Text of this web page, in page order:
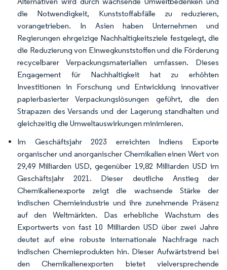
die Notwendigkeit, Kunststoffabfälle zu reduzieren,
vorangetrieben. In Asien haben Unternehmen und
Regierungen ehrgeizige Nachhaltigkeitsziele festgelegt, die
die Reduzierung von Einwegkunststoffen und die Förderung
recycelbarer Verpackungsmaterialien umfassen. Dieses
Engagement für Nachhaltigkeit hat zu erhöhten
Investitionen in Forschung und Entwicklung innovativer
papierbasierter Verpackungslösungen geführt, die den
Strapazen des Versands und der Lagerung standhalten und
gleichzeitig die Umweltauswirkungen minimieren.
Im Geschäftsjahr 2023 erreichten Indiens Exporte
organischer und anorganischer Chemikalien einen Wert von
29,49 Milliarden USD, gegenüber 19,82 Milliarden USD im
Geschäftsjahr 2021. Dieser deutliche Anstieg der
Chemikalienexporte zeigt die wachsende Stärke der
indischen Chemieindustrie und ihre zunehmende Präsenz
auf den Weltmärkten. Das erhebliche Wachstum des
Exportwerts von fast 10 Milliarden USD über zwei Jahre
deutet auf eine robuste internationale Nachfrage nach
indischen Chemieprodukten hin. Dieser Aufwärtstrend bei
den Chemikalienexporten bietet vielversprechende